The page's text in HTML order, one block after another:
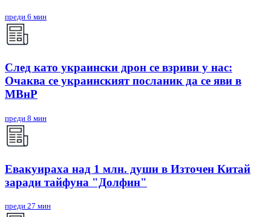
преди 6 мин
След като украински дрон се взриви у нас:
Очаква се украинският посланик да се яви в
МВнР
преди 8 мин
Евакуираха над 1 млн. души в Източен Китай
заради тайфуна "Долфин"
преди 27 мин